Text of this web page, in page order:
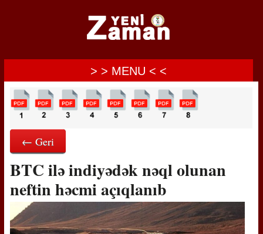
> > MENU < <
← Geri
BTC ilə indiyədək nəql olunan
neftin həcmi açıqlanıb